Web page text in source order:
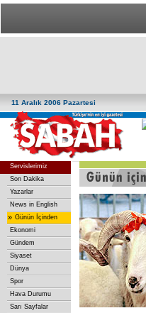
11 Aralık 2006 Pazartesi
Servislerimiz
Son Dakika
Yazarlar
News in English
» Günün İçinden
Ekonomi
Gündem
Siyaset
Dünya
Spor
Hava Durumu
Sarı Sayfalar